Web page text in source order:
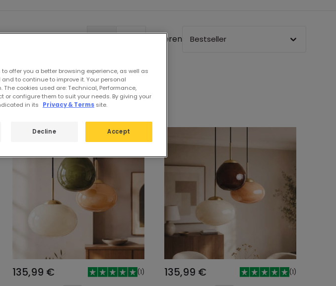
Sortieren Bestseller
135,99 € (1) 135,99 € (1)
offer you a better browsing experience, as well as
to continue to improve it. Your personal
cookies used are: Technical, Performance,
or configure them to suit your needs. By giving your
in its
Privacy & Terms site.
Decline Accept